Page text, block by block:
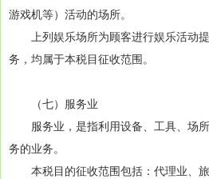
游戏机等）活动的场所。
上列娱乐场所为顾客进行娱乐活动
务，均属于本税目征收范围。
（七）服务业
服务业，是指利用设备、工具、场
务的业务。
本税目的征收范围包括：代理业、